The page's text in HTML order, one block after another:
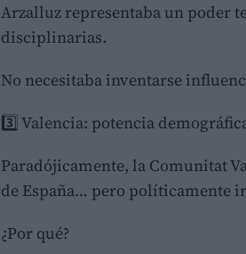
Arzalluz representaba un poder
disciplinarias.
No necesitaba inventarse
3️⃣ Valencia: potencia
Paradójicamente, la Comunitat
de España… pero políticamente
¿Por qué?